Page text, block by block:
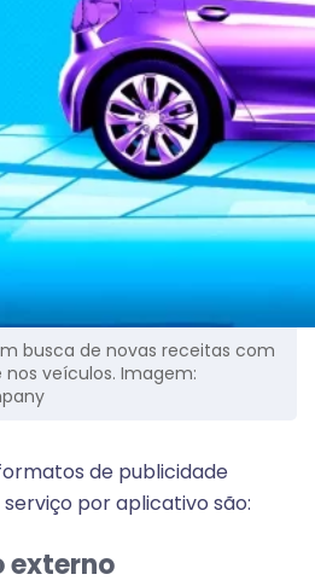
busca de novas receitas com
veículos. Imagem:
de publicidade
por aplicativo são:
externo